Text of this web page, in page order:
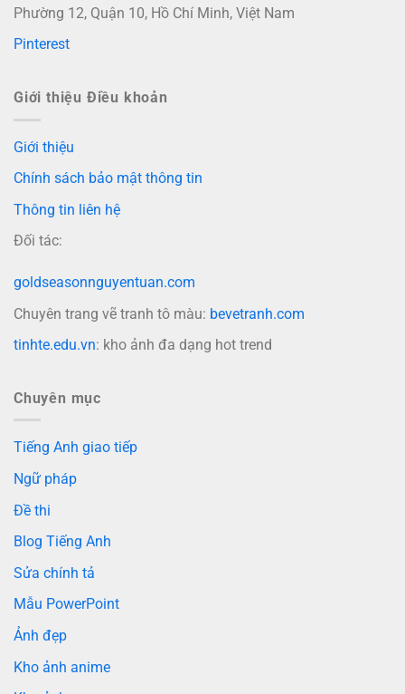
Phường 12, Quận 10, Hồ Chí Minh, Việt Nam
Pinterest
Giới thiệu Điều khoản
Giới thiệu
Chính sách bảo mật thông tin
Thông tin liên hệ
Đối tác:
goldseasonnguyentuan.com
Chuyên trang vẽ tranh tô màu: bevetranh.com
tinhte.edu.vn: kho ảnh đa dạng hot trend
Chuyên mục
Tiếng Anh giao tiếp
Ngữ pháp
Đề thi
Blog Tiếng Anh
Sửa chính tả
Mẫu PowerPoint
Ảnh đẹp
Kho ảnh anime